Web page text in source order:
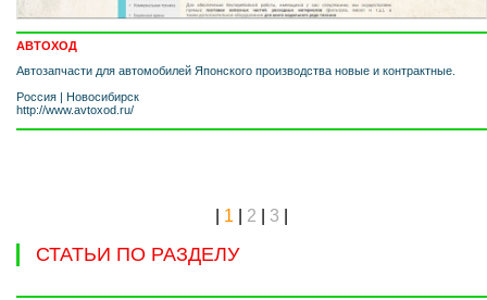
АВТОХОД
Автозапчасти для автомобилей Японского производства новые и контрактные.
Россия
Новосибирск
http://www.avtoxod.ru/
1 2 3
СТАТЬИ ПО РАЗДЕЛУ